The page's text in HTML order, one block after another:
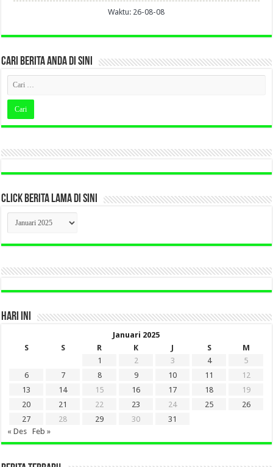
Waktu: 26-08-08
CARI BERITA ANDA DI SINI
CLICK BERITA LAMA DI SINI
CLICK
BERITA
LAMA
DI
HARI INI
Januari 2025
S
S R K J S
M
1
2 3 4
5
6
7 8 9 10 11
12
13
14 15 16 17 18
19
20
21 22 23 24 25
26
27
28 29 30
31
« Des
Feb »